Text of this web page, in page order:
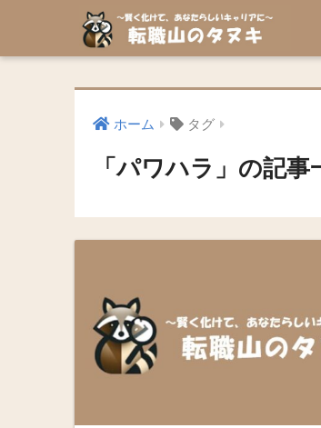
ホーム タグ
「パワハラ」の記事